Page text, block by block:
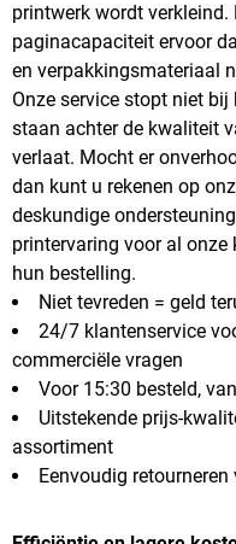
printwerk wordt
paginacapaciteit ervoor
en verpakkingsmateriaal
Onze service stopt niet
staan achter de kwaliteit
verlaat. Mocht er
dan kunt u rekenen op
deskundige
printervaring voor al
hun bestelling.
Niet tevreden = geld
24/7 klantenservice
commerciële vragen
Voor 15:30 besteld,
Uitstekende prijs-
assortiment
Eenvoudig